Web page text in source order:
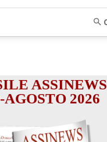
ASSINEWS
2026